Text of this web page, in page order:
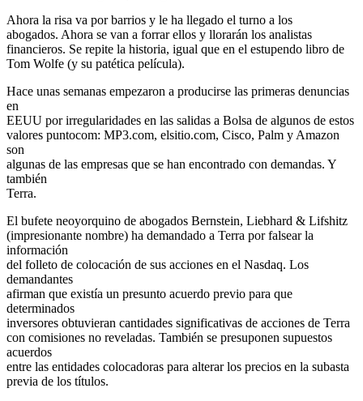
Ahora la risa va por barrios y le ha llegado el turno a los
abogados. Ahora se van a forrar ellos y llorarán los analistas
financieros. Se repite la historia, igual que en el estupendo libro de
Tom Wolfe (y su patética película).
Hace unas semanas empezaron a producirse las primeras denuncias
en
EEUU por irregularidades en las salidas a Bolsa de algunos de estos
valores puntocom: MP3.com, elsitio.com, Cisco, Palm y Amazon
son
algunas de las empresas que se han encontrado con demandas. Y
también
Terra.
El bufete neoyorquino de abogados Bernstein, Liebhard & Lifshitz
(impresionante nombre) ha demandado a Terra por falsear la
información
del folleto de colocación de sus acciones en el Nasdaq. Los
demandantes
afirman que existía un presunto acuerdo previo para que
determinados
inversores obtuvieran cantidades significativas de acciones de Terra
con comisiones no reveladas. También se presuponen supuestos
acuerdos
entre las entidades colocadoras para alterar los precios en la subasta
previa de los títulos.